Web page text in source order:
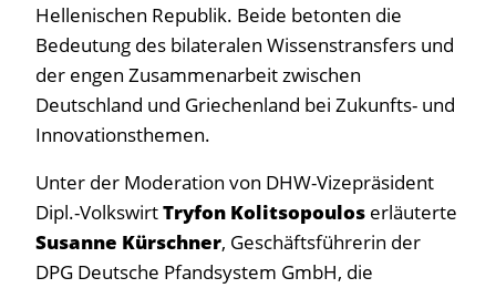
Hellenischen Republik. Beide betonten die
Bedeutung des bilateralen Wissenstransfers und
der engen Zusammenarbeit zwischen
Deutschland und Griechenland bei Zukunfts- und
Innovationsthemen.
Unter der Moderation von DHW-Vizepräsident
Dipl.-VolkswirtTryfon Kolitsopoulos erläuterte
Susanne Kürschner, Geschäftsführerin der
DPG Deutsche Pfandsystem GmbH, die